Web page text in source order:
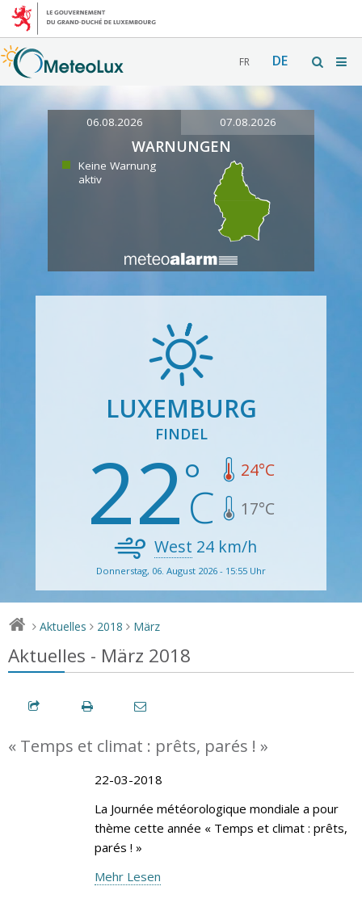
FR DE
06.08.2026 07.08.2026
WARNUNGEN
Keine Warnung
aktiv
LUXEMBURG
FINDEL
22 24°C
17°C
West 24 km/h
Donnerstag, 06. August 2026 - 15:55 Uhr
> Aktuelles > 2018 > März
Aktuelles - März 2018
« Temps et climat : prêts, parés ! »
22-03-2018
La Journée météorologique mondiale a pour
thème cette année « Temps et climat : prêts,
parés ! »
Mehr Lesen